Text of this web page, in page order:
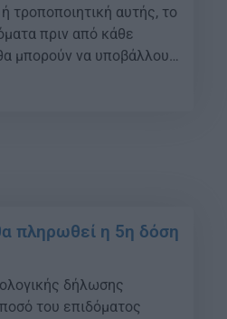
τροποποιητική αυτής, το
πριν από κάθε
μπορούν να υποβάλλουν
ή μέσω του
προσωπικών κωδικών
πληρωθεί η 5η δόση
δήλωσης
του επιδόματος